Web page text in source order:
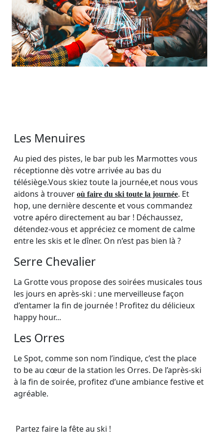
Les Menuires
Au pied des pistes, le bar pub les Marmottes vous
réceptionne dès votre arrivée au bas du
télésiège.Vous skiez toute la journée,et nous vous
aidons à trouver où faire du ski toute la journée. Et
hop, une dernière descente et vous commandez
votre apéro directement au bar ! Déchaussez,
détendez-vous et appréciez ce moment de calme
entre les skis et le dîner. On n’est pas bien là ?
Serre Chevalier
La Grotte vous propose des soirées musicales tous
les jours en après-ski : une merveilleuse façon
d’entamer la fin de journée ! Profitez du délicieux
happy hour...
Les Orres
Le Spot, comme son nom l’indique, c’est the place
to be au cœur de la station les Orres. De l’après-ski
à la fin de soirée, profitez d’une ambiance festive et
agréable.
Partez faire la fête au ski !